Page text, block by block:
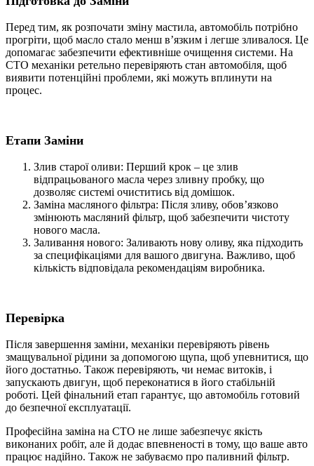
Перед тим, як розпочати зміну мастила, автомобіль потрібно
прогріти, щоб масло стало менш в’язким і легше зливалося. Це
допомагає забезпечити ефективніше очищення системи. На
СТО механіки ретельно перевіряють стан автомобіля, щоб
виявити потенційні проблеми, які можуть вплинути на
процес.
Етапи Заміни
Злив старої оливи: Перший крок – це злив
відпрацьованого масла через зливну пробку, що
дозволяє системі очиститись від домішок.
Заміна масляного фільтра: Після зливу, обов’язково
змінюють масляний фільтр, щоб забезпечити чистоту
нового масла.
Заливання нового: Заливають нову оливу, яка підходить
за специфікаціями для вашого двигуна. Важливо, щоб
кількість відповідала рекомендаціям виробника.
Перевірка
Після завершення заміни, механіки перевіряють рівень
змащувальної рідини за допомогою щупа, щоб упевнитися, що
його достатньо. Також перевіряють, чи немає витоків, і
запускають двигун, щоб переконатися в його стабільній
роботі. Цей фінальний етап гарантує, що автомобіль готовий
до безпечної експлуатації.
Професійна заміна на СТО не лише забезпечує якість
виконаних робіт, але й додає впевненості в тому, що ваше авто
працює надійно. Також не забуваємо про паливний фільтр.